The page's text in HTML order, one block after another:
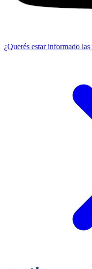
¿Querés estar informado las